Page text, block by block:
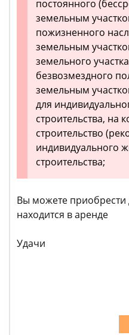
постоянного
земельным
пожизненного
земельным
земельного
безвозмездного
земельным
для
строительства, на
строительство
индивидуального
строительства;
Вы можете
находится в аренде
Удачи